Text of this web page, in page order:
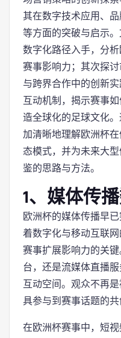
其在数字技术应用、
等方面的突破与启示
数字化路径入手，分
赛事影响力；其次探
与跨界合作中的创新
互动机制，揭示赛事
造全球化的足球文化
加清晰地理解欧洲杯
态模式，并为未来大
鉴的思路与方法。
1、媒体传
欧洲杯的媒体传播早
着数字化与移动互联
赛事扩展影响力的关
台，还是流媒体直播
互动空间。观众不再
具参与到赛事话题的共
在欧洲杯赛事中，短